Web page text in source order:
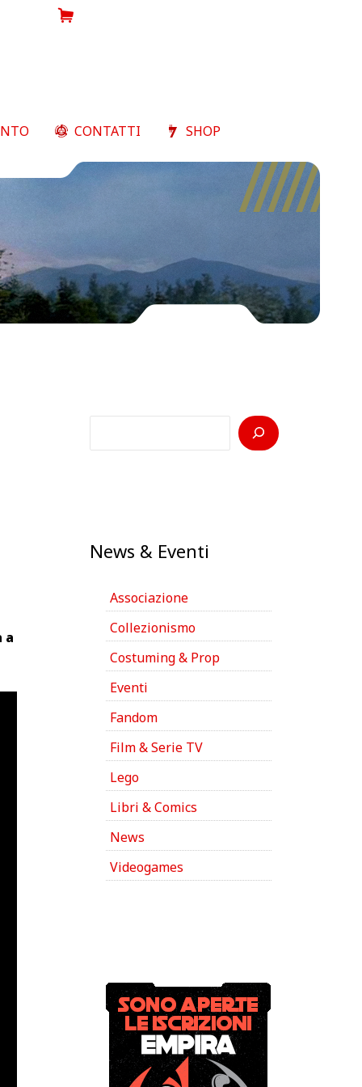
Shop
CONTATTI SHOP
a
e
News & Eventi
Associazione
Collezionismo
Costuming & Prop
Eventi
Fandom
Film & Serie TV
Lego
Libri & Comics
News
Videogames